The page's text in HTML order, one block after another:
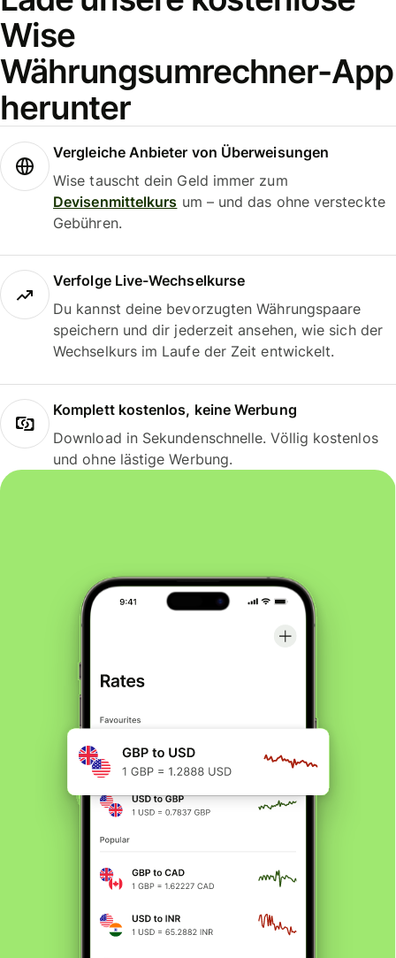
Wise
Währungsumrechner-App
herunter
Vergleiche Anbieter von Überweisungen
Wise tauscht dein Geld immer zum
Devisenmittelkurs um – und das ohne versteckte
Gebühren.
Verfolge Live-Wechselkurse
Du kannst deine bevorzugten Währungspaare
speichern und dir jederzeit ansehen, wie sich der
Wechselkurs im Laufe der Zeit entwickelt.
Komplett kostenlos, keine Werbung
Download in Sekundenschnelle. Völlig kostenlos
und ohne lästige Werbung.